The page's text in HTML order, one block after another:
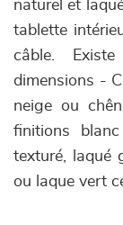
naturel et
tablette
câble.
dimensions -
neige ou
finitions
texturé, laqué
ou laque vert